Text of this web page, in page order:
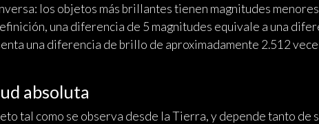
los objetos más brillantes tienen magnitudes
una diferencia de 5 magnitudes equivale a una
una diferencia de brillo de aproximadamente 2.512
absoluta
tal como se observa desde la Tierra, y depende tanto de